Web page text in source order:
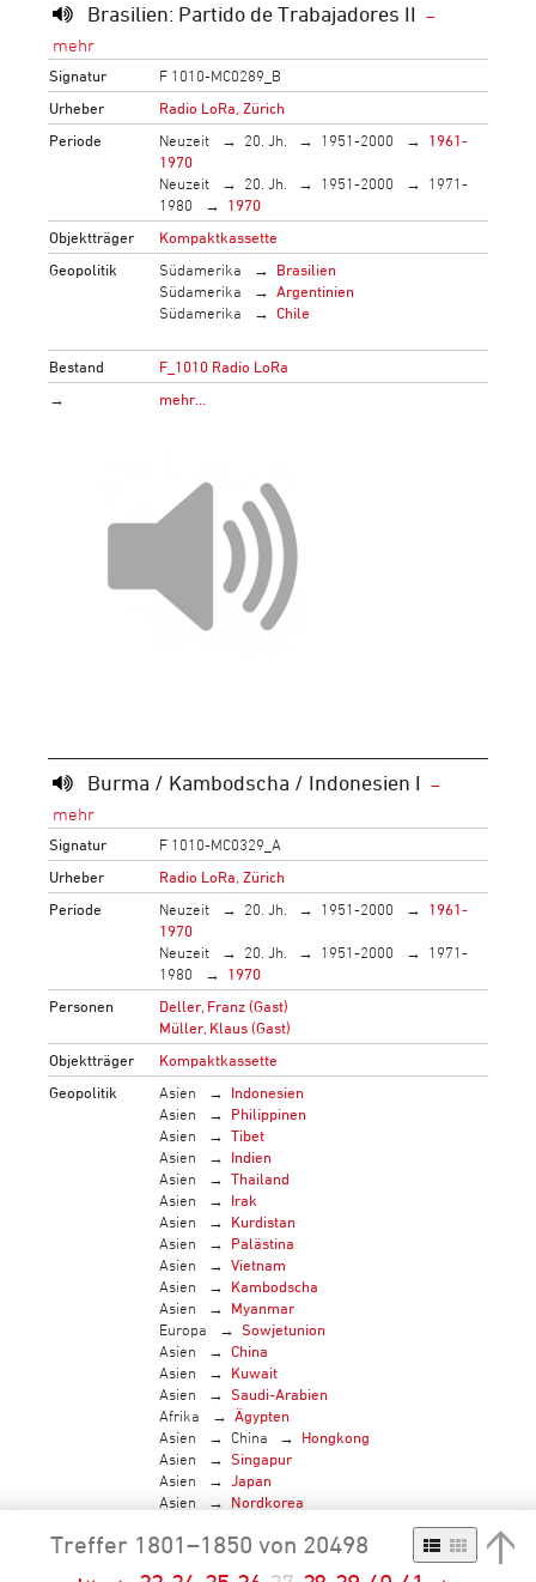
Brasilien: Partido de Trabajadores II
Signatur
F 1010-MC0289_B
Urheber
Radio LoRa, Zürich
Periode
Neuzeit 20. Jh. 1951-2000
1961-
1970
Neuzeit
20. Jh. 1951-2000
1971-
1980
1970
Objektträger
Kompaktkassette
Geopolitik
Südamerika
Brasilien
Südamerika
Argentinien
Südamerika
Chile
Bestand
F_1010 Radio LoRa
→
mehr…
Burma / Kambodscha / Indonesien I
Signatur
F 1010-MC0329_A
Urheber
Radio LoRa, Zürich
Periode
Neuzeit 20. Jh. 1951-2000
1961-
1970
Neuzeit
20. Jh. 1951-2000
1971-
1980
1970
Personen
Deller, Franz (Gast)
Müller, Klaus (Gast)
Objektträger
Kompaktkassette
Geopolitik
Asien
Indonesien
Asien
Philippinen
Asien
Tibet
Asien
Indien
Asien
Thailand
Asien
Irak
Asien
Kurdistan
Asien
Palästina
Asien
Vietnam
Asien
Kambodscha
Asien
Myanmar
Europa
Sowjetunion
Asien
China
Asien
Kuwait
Asien
Saudi-Arabien
Afrika
Ägypten
Asien
China
Hongkong
Asien
Singapur
Asien
Japan
Asien
Nordkorea
Bestand F_1010 Radio LoRa
Treffer 1801–1850 von 20498